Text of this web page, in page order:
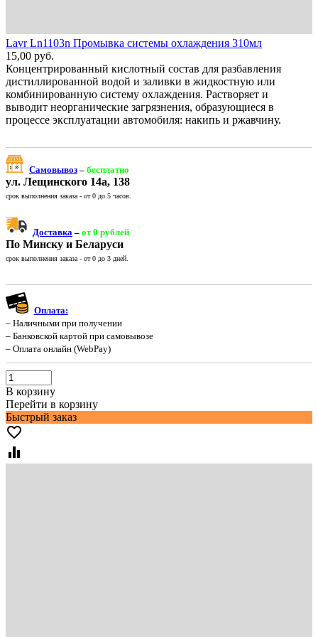
Lavr Ln1103n Промывка системы охлаждения 310мл
15,00 руб.
Концентрированный кислотный состав для разбавления
дистиллированной водой и заливки в жидкостную или
комбинированную систему охлаждения. Растворяет и
выводит неорганические загрязнения, образующиеся в
процессе эксплуатации автомобиля: накипь и ржавчину.
Самовывоз – бесплатно
ул. Лещинского 14а, 138
срок выполнения заказа - от 0 до 5 часов.
Доставка – от 0 рублей
По Минску и Беларуси
срок выполнения заказа - от 0 до 3 дней.
Оплата:
– Наличными при получении
– Банковской картой при самовывозе
– Оплата онлайн (WebPay)
В корзину
Перейти в корзину
Быстрый заказ
favorite_border
equalizer